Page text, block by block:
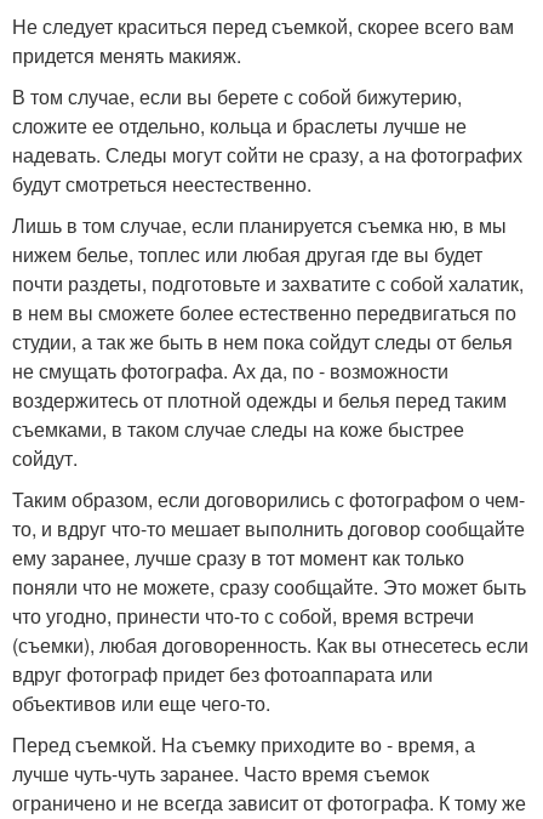
Не следует краситься перед съемкой, скорее всего вам
придется менять макияж.
В том случае, если вы берете с собой бижутерию,
сложите ее отдельно, кольца и браслеты лучше не
надевать. Следы могут сойти не сразу, а на фотографих
будут смотреться неестественно.
Лишь в том случае, если планируется съемка ню, в мы
нижем белье, топлес или любая другая где вы будет
почти раздеты, подготовьте и захватите с собой халатик,
в нем вы сможете более естественно передвигаться по
студии, а так же быть в нем пока сойдут следы от белья
не смущать фотографа. Ах да, по - возможности
воздержитесь от плотной одежды и белья перед таким
съемками, в таком случае следы на коже быстрее
сойдут.
Таким образом, если договорились с фотографом о чем-
то, и вдруг что-то мешает выполнить договор сообщайте
ему заранее, лучше сразу в тот момент как только
поняли что не можете, сразу сообщайте. Это может быть
что угодно, принести что-то с собой, время встречи
(съемки), любая договоренность. Как вы отнесетесь если
вдруг фотограф придет без фотоаппарата или
объективов или еще чего-то.
Перед съемкой. На съемку приходите во - время, а
лучше чуть-чуть заранее. Часто время съемок
ограничено и не всегда зависит от фотографа. К тому же